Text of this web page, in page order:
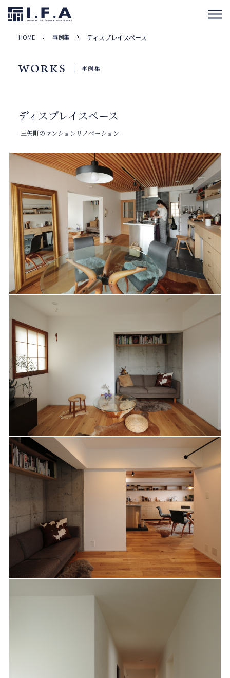
HOME 事例集 ディスプレイスペース
WORKS 事例集
ディスプレイスペース
-三矢町のマンションリノベーション-